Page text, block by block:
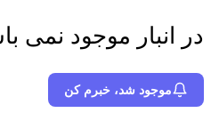
در انبار موجود نمی
موجود شد، خبرم کن